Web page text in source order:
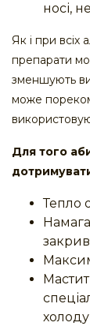
носі,
Як і при всіх
препарати
зменшують
може
Для того
Тепло